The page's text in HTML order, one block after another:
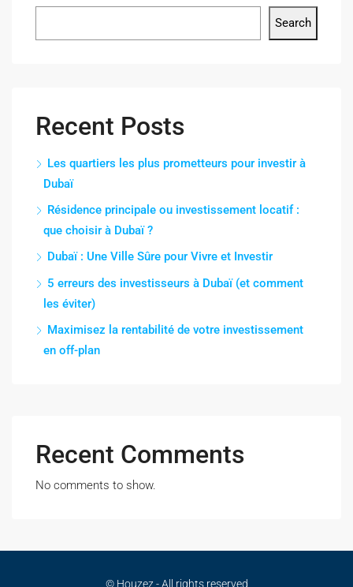
Search
Recent Posts
Les quartiers les plus prometteurs pour investir à
Dubaï
Résidence principale ou investissement locatif :
que choisir à Dubaï ?
Dubaï : Une Ville Sûre pour Vivre et Investir
5 erreurs des investisseurs à Dubaï (et comment
les éviter)
Maximisez la rentabilité de votre investissement
en off-plan
Recent Comments
No comments to show.
© Houzez - All rights reserved